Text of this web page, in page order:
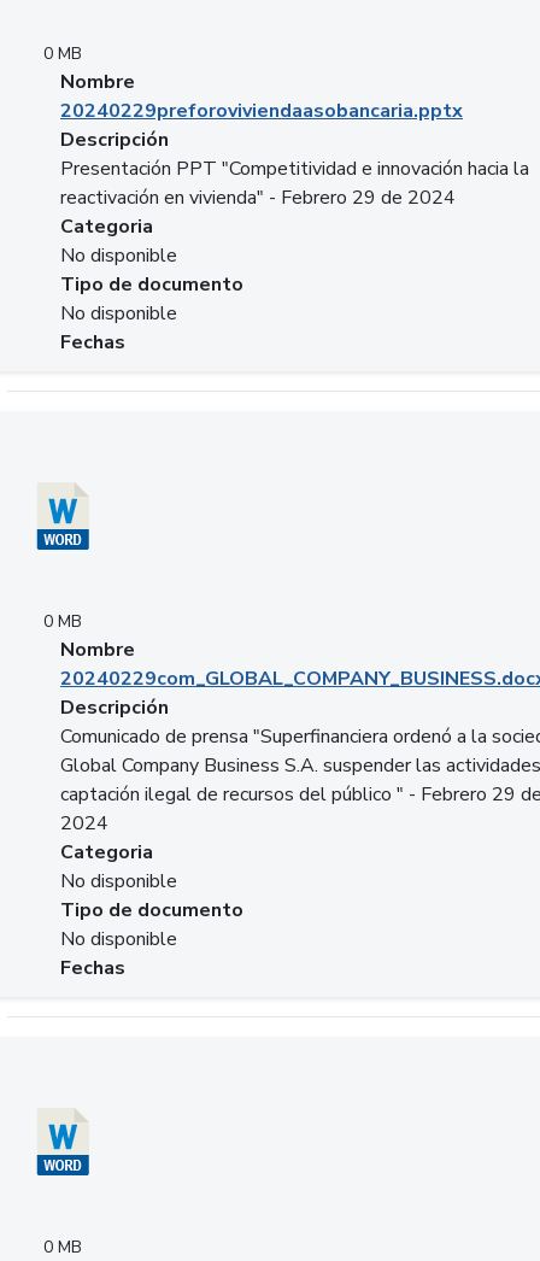
0 MB
Nombre
20240229preforoviviendaasobancaria.pptx
Descripción
Presentación PPT "Competitividad e innovación hacia la
reactivación en vivienda" - Febrero 29 de 2024
Categoria
No disponible
Tipo de documento
No disponible
Fechas
0 MB
Nombre
Descripción
Comunicado de prensa "Superfinanciera ordenó a la
Global Company Business S.A. suspender las
captación ilegal de recursos del público " - Febrero 29
2024
Categoria
No disponible
Tipo de documento
No disponible
Fechas
0 MB